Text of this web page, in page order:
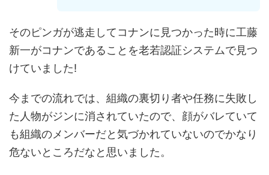
そのピンガが逃走してコナンに見つかった時に工藤
新一がコナンであることを老若認証システムで見つ
けていました!
今までの流れでは、組織の裏切り者や任務に失敗し
た人物がジンに消されていたので、顔がバレていて
も組織のメンバーだと気づかれていないのでかなり
危ないところだなと思いました。